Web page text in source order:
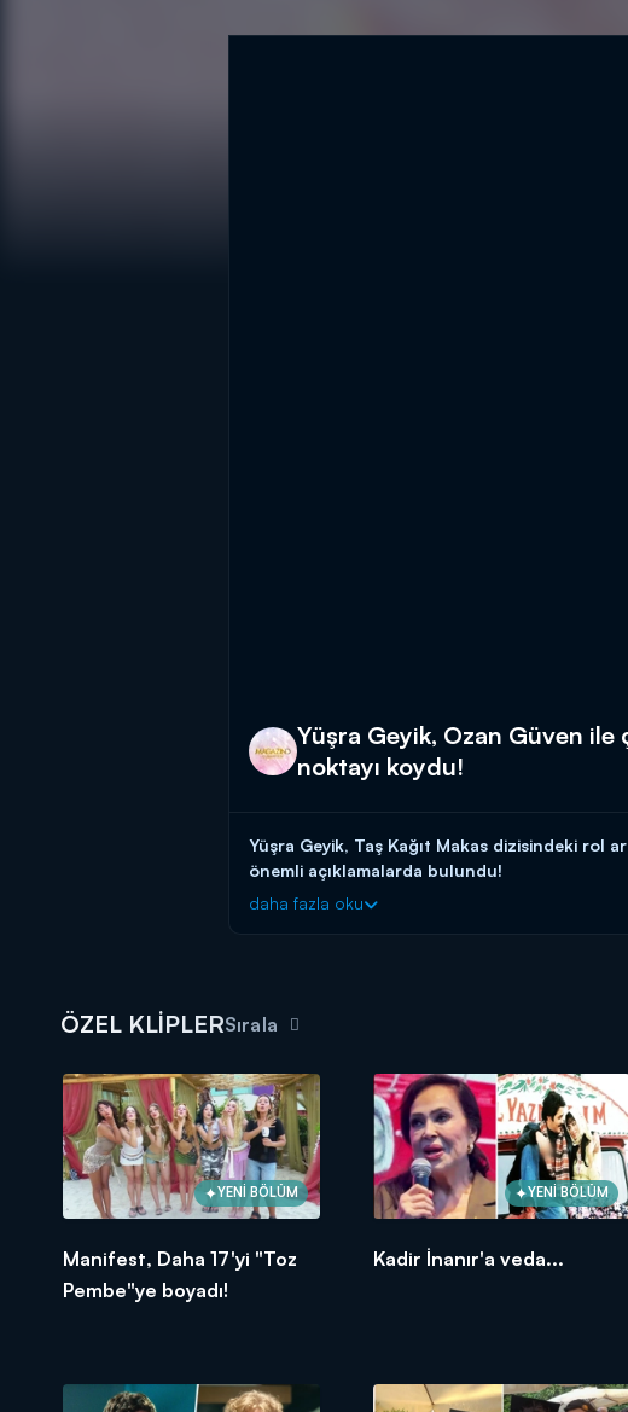
Yüşra Geyik, Ozan Güven ile
noktayı koydu!
Yüşra Geyik, Taş Kağıt Makas dizisindeki rol
önemli açıklamalarda bulundu!
Haftanın magazin olayları, bomba
daha fazla oku
ÖZEL KLİPLERSırala
YENİ BÖLÜM
Manifest, Daha 17'yi "Toz
Pembe"ye boyadı!
YENİ BÖLÜM
Kadir İnanır'a veda...